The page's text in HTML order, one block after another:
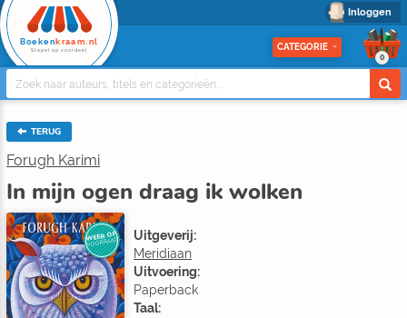
Inloggen
Boeken kraam.nl
Stapel op voordeel CATEGORIE
0
TERUG
Forugh Karimi
In mijn ogen draag ik wolken
WEER OP
VOORRAAD
Uitgeverij:
Meridiaan
Uitvoering:
Paperback
Taal: